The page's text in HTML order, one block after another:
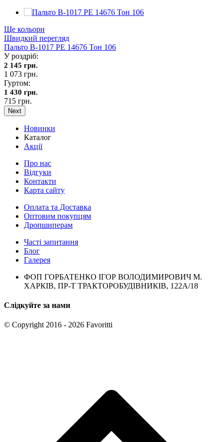
Ще кольори
Швидкий перегляд
Пальто В-1017 PE 14676 Тон 106
У роздріб:
2 145 грн.
1 073 грн.
Гуртом:
1 430 грн.
715 грн.
Next
Новинки
Каталог
Акції
Про нас
Відгуки
Контакти
Карта сайту
Оплата та Доставка
Оптовим покупцям
Дропшиперам
Часті запитання
Блог
Галерея
ФОП ГОРБАТЕНКО ІГОР ВОЛОДИМИРОВИЧ М.
ХАРКІВ, ПР-Т ТРАКТОРОБУДІВНИКІВ, 122А/18
Слідкуйте за нами
© Copyright 2016 - 2026 Favoritti